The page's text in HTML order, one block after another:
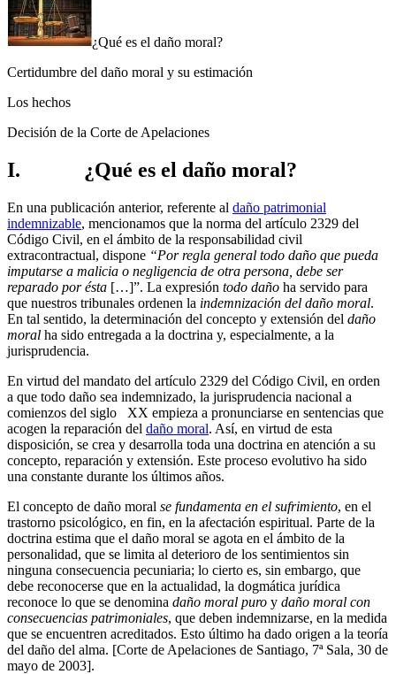
¿Qué es el daño moral?
Certidumbre del daño moral y su estimación
Los hechos
Decisión de la Corte de Apelaciones
I. ¿Qué es el daño moral?
En una publicación anterior, referente al daño patrimonial
indemnizable, mencionamos que la norma del artículo 2329 del
Código Civil, en el ámbito de la responsabilidad civil
extracontractual, dispone “Por regla general todo daño que pueda
imputarse a malicia o negligencia de otra persona, debe ser
reparado por ésta […]”. La expresión todo daño ha servido para
que nuestros tribunales ordenen la indemnización del daño moral.
En tal sentido, la determinación del concepto y extensión del daño
moral ha sido entregada a la doctrina y, especialmente, a la
jurisprudencia.
En virtud del mandato del artículo 2329 del Código Civil, en orden
a que todo daño sea indemnizado, la jurisprudencia nacional a
comienzos del siglo XX empieza a pronunciarse en sentencias que
acogen la reparación del daño moral. Así, en virtud de esta
disposición, se crea y desarrolla toda una doctrina en atención a su
concepto, reparación y extensión. Este proceso evolutivo ha sido
una constante durante los últimos años.
El concepto de daño moral se fundamenta en el sufrimiento, en el
trastorno psicológico, en fin, en la afectación espiritual. Parte de la
doctrina estima que el daño moral se agota en el ámbito de la
personalidad, que se limita al deterioro de los sentimientos sin
ninguna consecuencia pecuniaria; lo cierto es, sin embargo, que
debe reconocerse que en la actualidad, la dogmática jurídica
reconoce lo que se denomina daño moral puro y daño moral con
consecuencias patrimoniales, que deben indemnizarse, en la medida
que se encuentren acreditados. Esto último ha dado origen a la teoría
del daño del alma. [Corte de Apelaciones de Santiago, 7ª Sala, 30 de
mayo de 2003].